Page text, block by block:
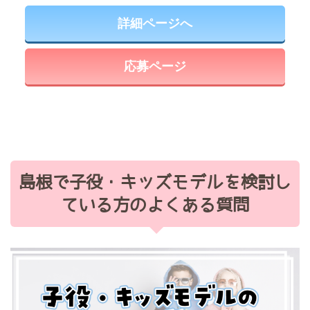
詳細ページへ
応募ページ
島根で子役・キッズモデルを検討し
ている方のよくある質問